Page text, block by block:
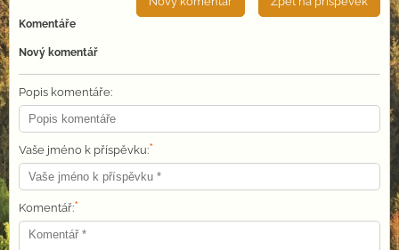
Komentáře
Nový komentář
Popis komentáře:
Vaše jméno k příspěvku:*
Komentář:*